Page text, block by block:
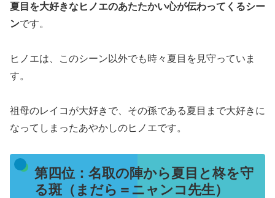
夏目を大好きなヒノエのあたたかい心が伝わってくるシー
ンです。
ヒノエは、このシーン以外でも時々夏目を見守っていま
す。
祖母のレイコが大好きで、その孫である夏目まで大好きに
なってしまったあやかしのヒノエです。
第四位：名取の陣から夏目と柊を守
る斑（まだら＝ニャンコ先生）